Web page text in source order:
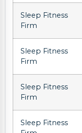
Sleep Fitness
Firm
Sleep Fitness
Firm
Sleep Fitness
Firm
Sleep Fitness